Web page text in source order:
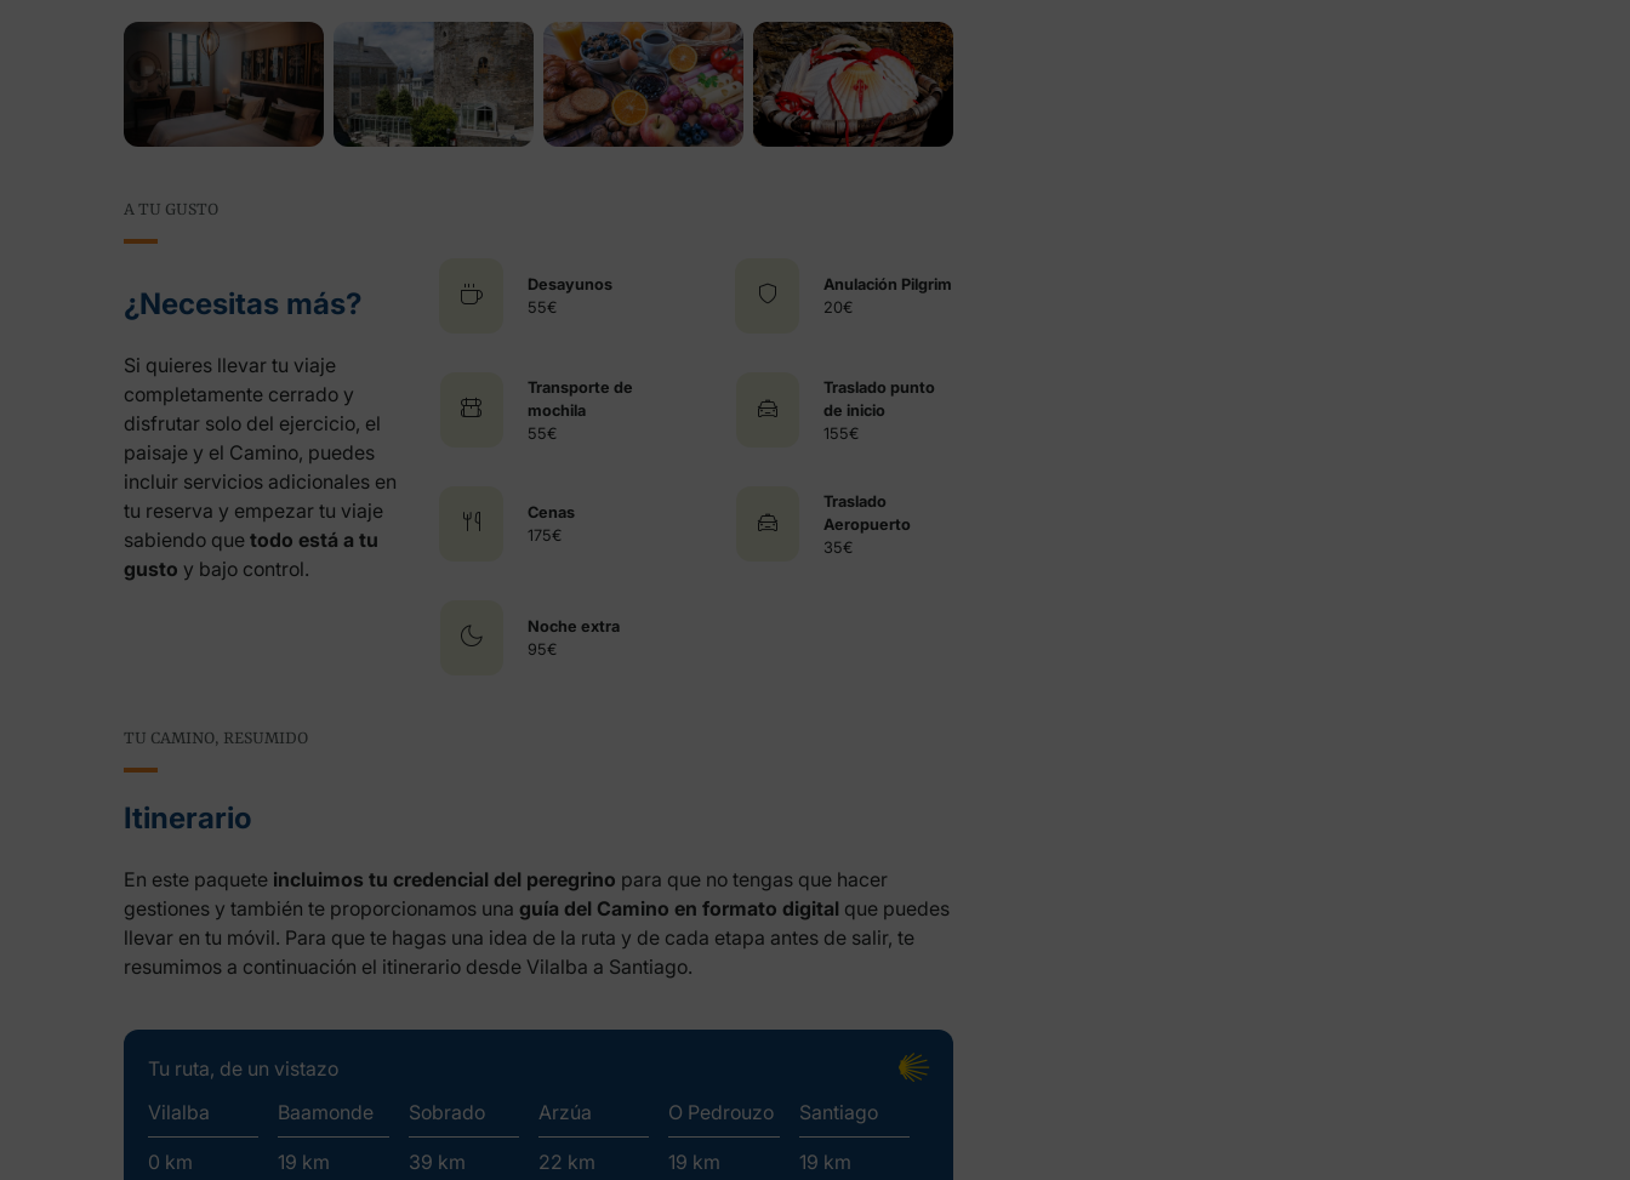
A TU GUSTO
¿Necesitas más?
Si quieres llevar tu viaje
completamente cerrado y
disfrutar solo del ejercicio, el
paisaje y el Camino, puedes
incluir servicios adicionales en
tu reserva y empezar tu viaje
sabiendo que todo está a tu
gusto y bajo control.
Desayunos
55€
Anulación Pilgrim
20€
Transporte de
mochila
55€
Traslado punto
de inicio
155€
Cenas
175€
Traslado
Aeropuerto
35€
Noche extra
95€
TU CAMINO, RESUMIDO
Itinerario
En este paquete incluimos tu credencial del peregrino para que no tengas que hacer
gestiones y también te proporcionamos una guía del Camino en formato digital que puedes
llevar en tu móvil. Para que te hagas una idea de la ruta y de cada etapa antes de salir, te
resumimos a continuación el itinerario desde Vilalba a Santiago.
Tu ruta, de un vistazo
Vilalba
0 km
Baamonde
19 km
Sobrado
39 km
Arzúa
22 km
O Pedrouzo
19 km
Santiago
19 km